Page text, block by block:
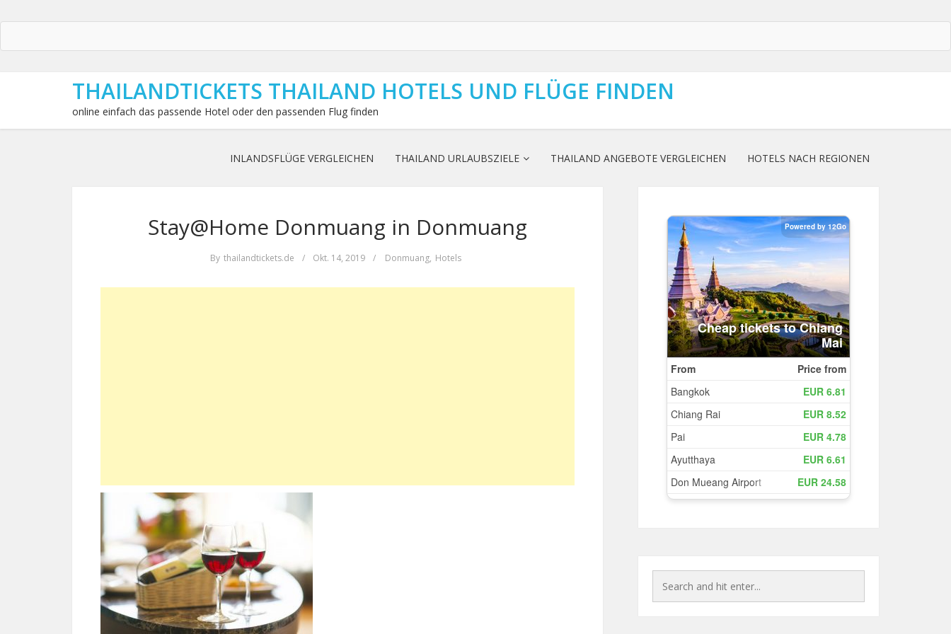
THAILANDTICKETS THAILAND HOTELS UND FLÜGE FINDEN
online einfach das passende Hotel oder den passenden Flug finden
INLANDSFLÜGE VERGLEICHEN THAILAND URLAUBSZIELE THAILAND ANGEBOTE VERGLEICHEN HOTELS NACH REGIONEN
Stay@Home Donmuang in Donmuang
By thailandtickets.de / Okt. 14, 2019 / Donmuang, Hotels